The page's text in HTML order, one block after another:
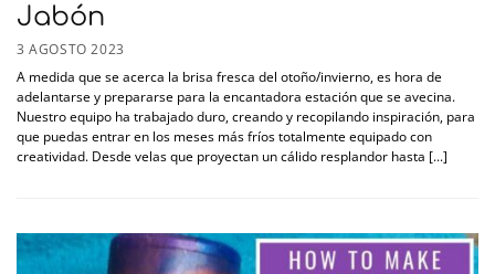
Jabón
3 AGOSTO 2023
A medida que se acerca la brisa fresca del otoño/invierno, es hora de
adelantarse y prepararse para la encantadora estación que se avecina.
Nuestro equipo ha trabajado duro, creando y recopilando inspiración, para
que puedas entrar en los meses más fríos totalmente equipado con
creatividad. Desde velas que proyectan un cálido resplandor hasta [...]